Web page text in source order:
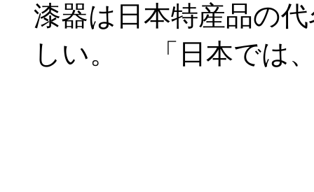
漆器は日本特産品の
しい。 「日本で